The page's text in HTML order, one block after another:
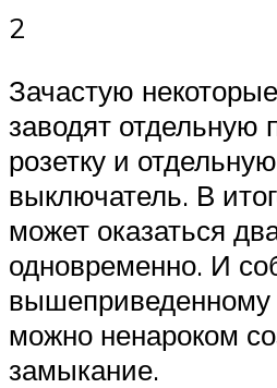
2
Зачастую
заводят отдельную
розетку и
выключатель. В
может оказаться
одновременно. И
вышеприведенному
можно ненароком
замыкание.